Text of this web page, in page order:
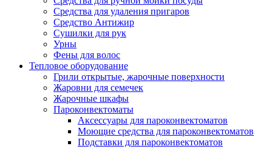
Средства для удаления пригаров
Средство Антижир
Сушилки для рук
Урны
Фены для волос
Тепловое оборудование
Грили открытые, жарочные поверхности
Жаровни для семечек
Жарочные шкафы
Пароконвектоматы
Аксессуары для пароконвектоматов
Моющие средства для пароконвектоматов
Подставки для пароконвектоматов